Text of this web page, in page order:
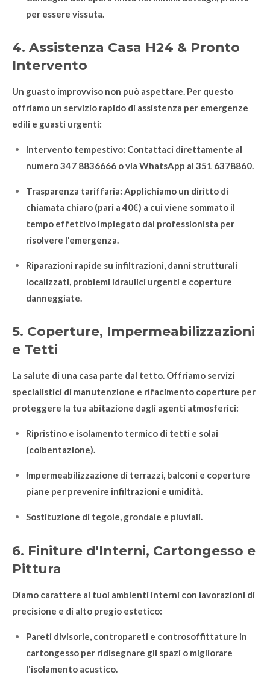
per essere vissuta.
4. Assistenza Casa H24 & Pronto
Intervento
Un guasto improvviso non può aspettare. Per questo
offriamo un servizio rapido di assistenza per emergenze
edili e guasti urgenti:
Intervento tempestivo: Contattaci direttamente al
numero 347 8836666 o via WhatsApp al 351 6378860.
Trasparenza tariffaria: Applichiamo un diritto di
chiamata chiaro (pari a 40€) a cui viene sommato il
tempo effettivo impiegato dal professionista per
risolvere l'emergenza.
Riparazioni rapide su infiltrazioni, danni strutturali
localizzati, problemi idraulici urgenti e coperture
danneggiate.
5. Coperture, Impermeabilizzazioni
e Tetti
La salute di una casa parte dal tetto. Offriamo servizi
specialistici di manutenzione e rifacimento coperture per
proteggere la tua abitazione dagli agenti atmosferici:
Ripristino e isolamento termico di tetti e solai
(coibentazione).
Impermeabilizzazione di terrazzi, balconi e coperture
piane per prevenire infiltrazioni e umidità.
Sostituzione di tegole, grondaie e pluviali.
6. Finiture d'Interni, Cartongesso e
Pittura
Diamo carattere ai tuoi ambienti interni con lavorazioni di
precisione e di alto pregio estetico:
Pareti divisorie, contropareti e controsoffittature in
cartongesso per ridisegnare gli spazi o migliorare
l'isolamento acustico.